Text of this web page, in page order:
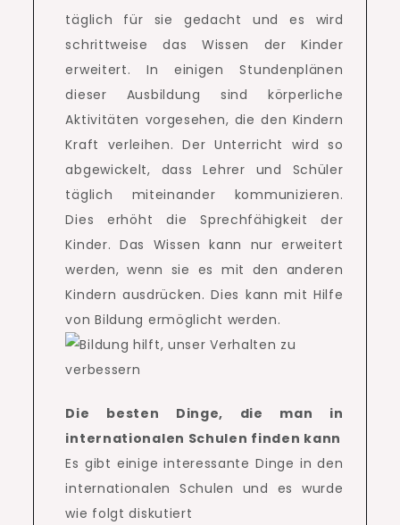
täglich für sie gedacht und es wird
schrittweise das Wissen der Kinder
erweitert. In einigen Stundenplänen
dieser Ausbildung sind körperliche
Aktivitäten vorgesehen, die den Kindern
Kraft verleihen.Der Unterricht wird so
abgewickelt, dass Lehrer und Schüler
täglich miteinander kommunizieren.
Dies erhöht die Sprechfähigkeit der
Kinder. Das Wissen kann nur erweitert
werden, wenn sie es mit den anderen
Kindern ausdrücken.Dies kann mit Hilfe
von Bildung ermöglicht werden.
Die besten Dinge, die man in
internationalen Schulen finden kann
Es gibt einige interessante Dinge in den
internationalen Schulen und es wurde
wie folgt diskutiert